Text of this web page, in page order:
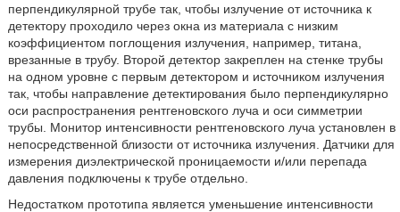
перпендикулярной трубе так, чтобы излучение от источника к
детектору проходило через окна из материала с низким
коэффициентом поглощения излучения, например, титана,
врезанные в трубу. Второй детектор закреплен на стенке трубы
на одном уровне с первым детектором и источником излучения
так, чтобы направление детектирования было перпендикулярно
оси распространения рентгеновского луча и оси симметрии
трубы. Монитор интенсивности рентгеновского луча установлен в
непосредственной близости от источника излучения. Датчики для
измерения диэлектрической проницаемости и/или перепада
давления подключены к трубе отдельно.
Недостатком прототипа является уменьшение интенсивности